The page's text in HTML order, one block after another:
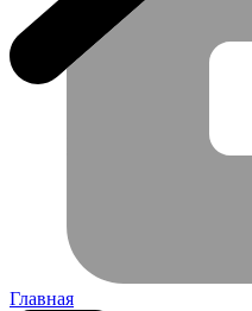
Главная